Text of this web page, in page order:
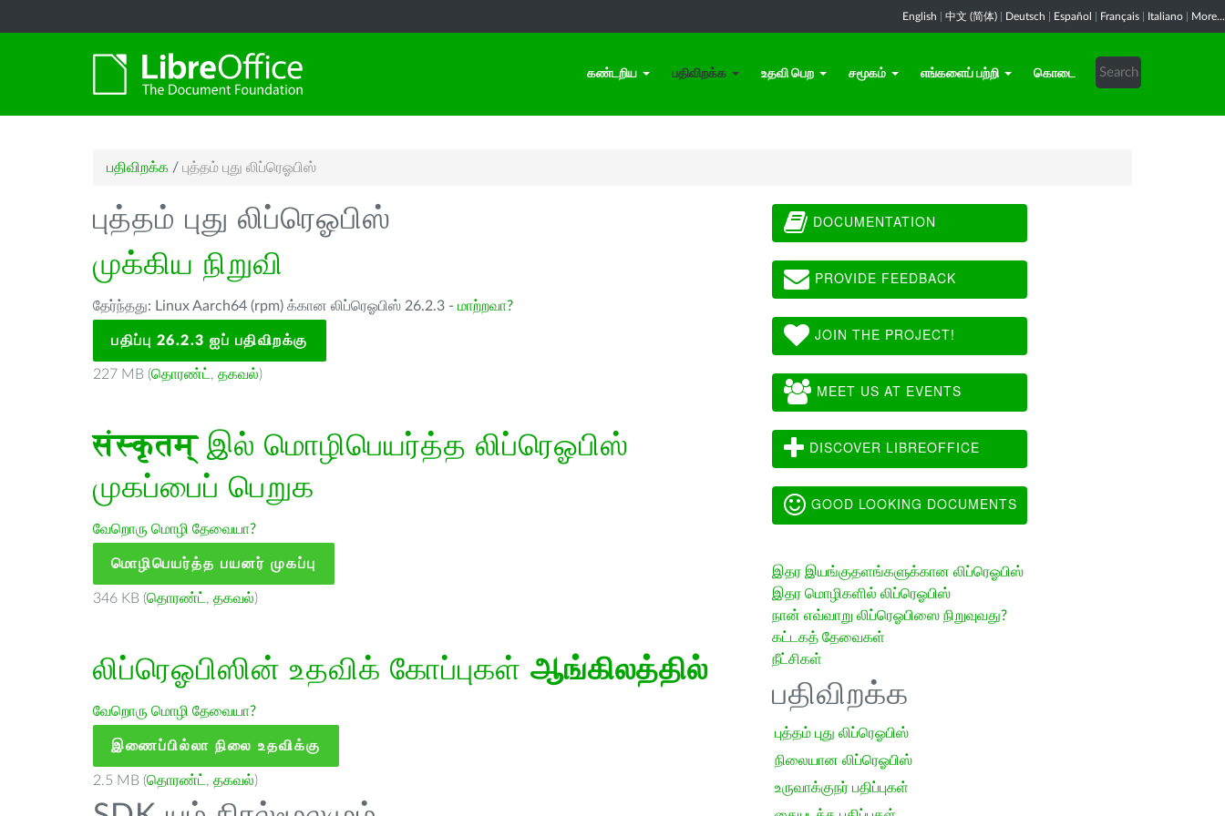
English 中文 (简体) Deutsch Español Français Italiano More...
கண்டறிய பதிவிறக்க உதவி பெற சமூகம் எங்களைப் பற்றி கொடை
பதிவிறக்க / புத்தம் புது லிப்ரெஓபிஸ்
புத்தம் புது லிப்ரெஓபிஸ்
முக்கிய நிறுவி
தேர்ந்தது: Linux Aarch64 (rpm) க்கான லிப்ரெஓபிஸ் 26.2.3 - மாற்றவா?
பதிப்பு 26.2.3 ஐப் பதிவிறக்கு
227 MB (தொரண்ட் , தகவல்)
संस्कृतम्இல் மொழிபெயர்த்த லிப்ரெஓபிஸ்
முகப்பைப் பெறுக
வேறொரு மொழி தேவையா?
மொழிபெயர்த்த பயனர் முகப்பு
346 KB (தொரண்ட் , தகவல்)
லிப்ரெஓபிஸின் உதவிக் கோப்புகள் ஆங்கிலத்தில்
வேறொரு மொழி தேவையா?
இணைப்பில்லா நிலை உதவிக்கு
2.5 MB (தொரண்ட் , தகவல்)
DOCUMENTATION
PROVIDE FEEDBACK
JOIN THE PROJECT!
MEET US AT EVENTS
DISCOVER LIBREOFFICE
GOOD LOOKING DOCUMENTS
இதர இயங்குதளங்களுக்கான லிப்ரெஓபிஸ்
இதர மொழிகளில் லிப்ரெஓபிஸ்
நான் எவ்வாறு லிப்ரெஓபிஸை நிறுவுவது?
கட்டகத் தேவைகள்
நீட்சிகள்
பதிவிறக்க
புத்தம் புது லிப்ரெஓபிஸ்
நிலையான லிப்ரெஓபிஸ்
உருவாக்குநர் பதிப்புகள்